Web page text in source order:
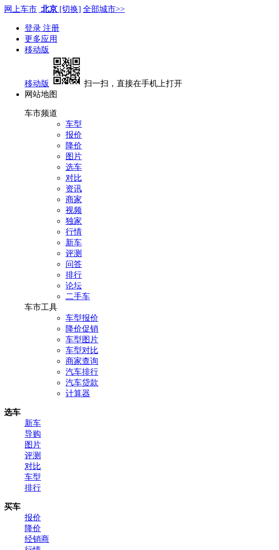
网上车市 北京 [切换] 全部城市>>
登录 注册
更多应用
移动版
移动版
扫一扫，直接在手机上打开
网站地图
车市频道
车型
报价
降价
图片
选车
对比
资讯
商家
视频
独家
行情
新车
评测
问答
排行
论坛
二手车
车市工具
车型报价
降价促销
车型图片
车型对比
商家查询
汽车排行
汽车贷款
计算器
选车
新车
导购
图片
评测
对比
车型
排行
买车
报价
降价
经销商